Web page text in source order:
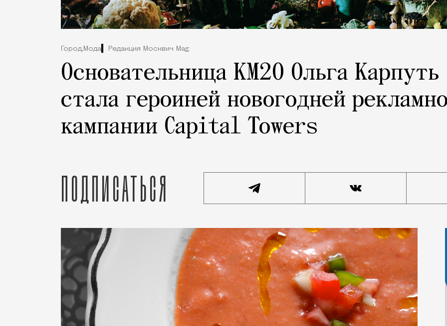
Город, Мода Редакция Москвич Mag
Основательница KM20 Ольга Карпуть
стала героиней новогодней
кампании Capital Towers
Подписаться